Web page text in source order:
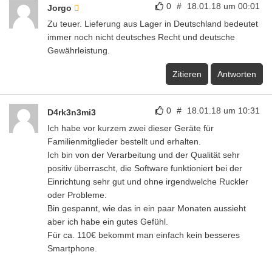
0 # 18.01.18 um 00:01
Jorgo
Zu teuer. Lieferung aus Lager in Deutschland bedeutet
immer noch nicht deutsches Recht und deutsche
Gewährleistung.
Zitieren Antworten
0 # 18.01.18 um 10:31
D4rk3n3mi3
Ich habe vor kurzem zwei dieser Geräte für
Familienmitglieder bestellt und erhalten.
Ich bin von der Verarbeitung und der Qualität sehr
positiv überrascht, die Software funktioniert bei der
Einrichtung sehr gut und ohne irgendwelche Ruckler
oder Probleme.
Bin gespannt, wie das in ein paar Monaten aussieht
aber ich habe ein gutes Gefühl.
Für ca. 110€ bekommt man einfach kein besseres
Smartphone.